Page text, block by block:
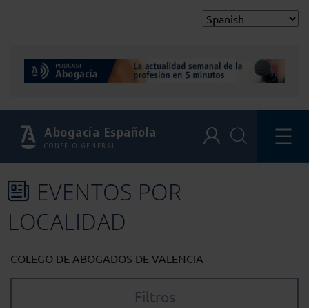
Abogacía Española
CONSEJO GENERAL
EVENTOS POR
LOCALIDAD
COLEGO DE ABOGADOS DE VALENCIA
Filtros